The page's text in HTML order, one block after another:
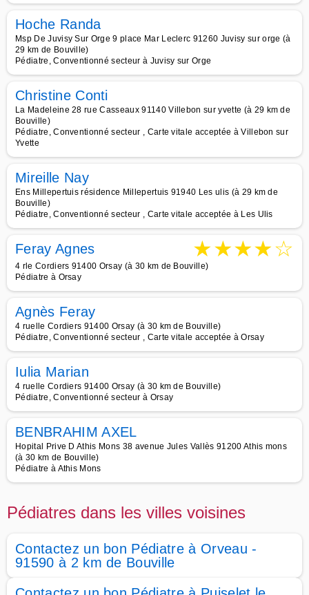
Hoche Randa
Msp De Juvisy Sur Orge 9 place Mar Leclerc 91260 Juvisy sur orge (à
29 km de Bouville)
Pédiatre, Conventionné secteur à Juvisy sur Orge
Christine Conti
La Madeleine 28 rue Casseaux 91140 Villebon sur yvette (à 29 km de
Bouville)
Pédiatre, Conventionné secteur , Carte vitale acceptée à Villebon sur
Yvette
Mireille Nay
Ens Millepertuis résidence Millepertuis 91940 Les ulis (à 29 km de
Bouville)
Pédiatre, Conventionné secteur , Carte vitale acceptée à Les Ulis
Feray Agnes ★★★★☆
4 rle Cordiers 91400 Orsay (à 30 km de Bouville)
Pédiatre à Orsay
Agnès Feray
4 ruelle Cordiers 91400 Orsay (à 30 km de Bouville)
Pédiatre, Conventionné secteur , Carte vitale acceptée à Orsay
Iulia Marian
4 ruelle Cordiers 91400 Orsay (à 30 km de Bouville)
Pédiatre, Conventionné secteur à Orsay
BENBRAHIM AXEL
Hopital Prive D Athis Mons 38 avenue Jules Vallès 91200 Athis mons
(à 30 km de Bouville)
Pédiatre à Athis Mons
Pédiatres dans les villes voisines
Contactez un bon Pédiatre à Orveau -
91590 à 2 km de Bouville